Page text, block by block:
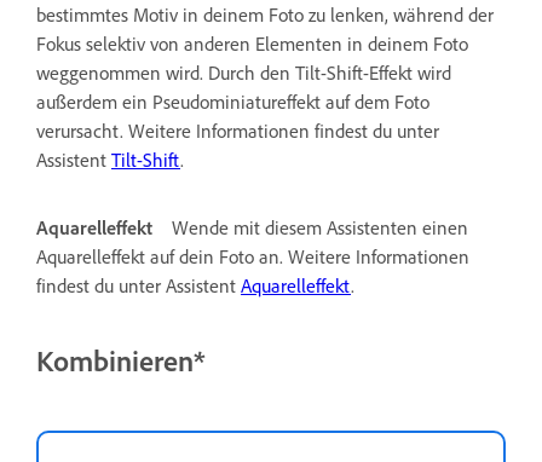
bestimmtes Motiv in deinem Foto zu lenken, während der
Fokus selektiv von anderen Elementen in deinem Foto
weggenommen wird. Durch den Tilt-Shift-Effekt wird
außerdem ein Pseudominiatureffekt auf dem Foto
verursacht. Weitere Informationen findest du unter
Assistent Tilt-Shift.
Aquarelleffekt
Wende mit diesem Assistenten einen
Aquarelleffekt auf dein Foto an. Weitere Informationen
findest du unter Assistent Aquarelleffekt.
Kombinieren*